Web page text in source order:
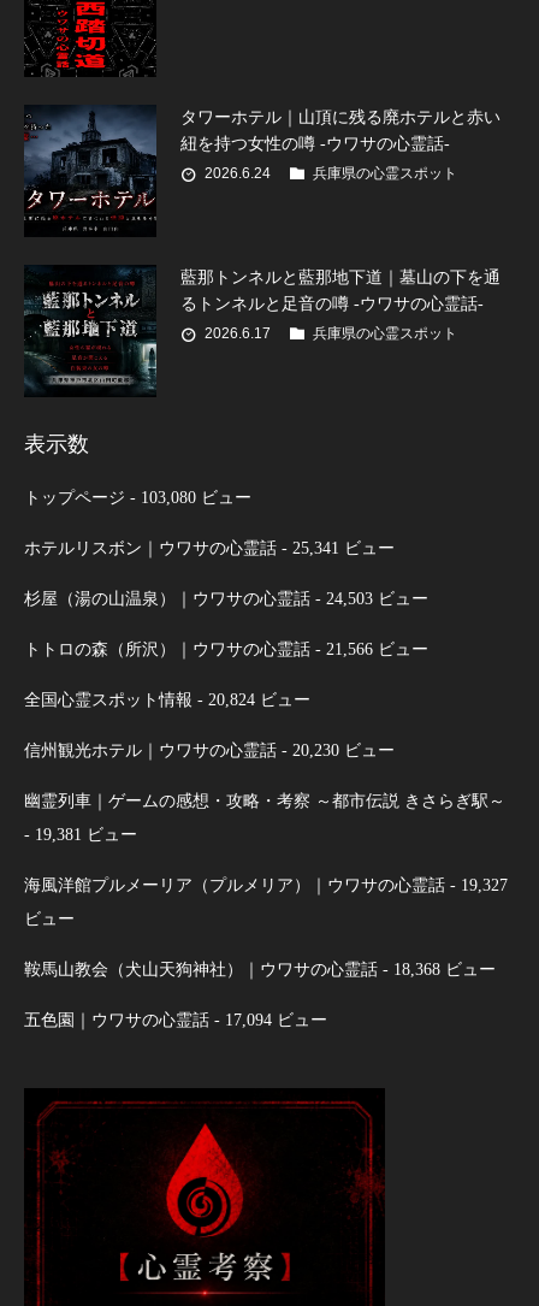
タワーホテル｜山頂に残る廃ホテルと赤い
紐を持つ女性の噂 -ウワサの心霊話-
2026.6.24 兵庫県の心霊スポット
藍那トンネルと藍那地下道｜墓山の下を通
るトンネルと足音の噂 -ウワサの心霊話-
2026.6.17 兵庫県の心霊スポット
表示数
トップページ - 103,080 ビュー
ホテルリスボン｜ウワサの心霊話 - 25,341 ビュー
杉屋（湯の山温泉）｜ウワサの心霊話 - 24,503 ビュー
トトロの森（所沢）｜ウワサの心霊話 - 21,566 ビュー
全国心霊スポット情報 - 20,824 ビュー
信州観光ホテル｜ウワサの心霊話 - 20,230 ビュー
幽霊列車｜ゲームの感想・攻略・考察 ～都市伝説 きさらぎ駅～
- 19,381 ビュー
海風洋館プルメーリア（プルメリア）｜ウワサの心霊話 - 19,327
ビュー
鞍馬山教会（犬山天狗神社）｜ウワサの心霊話 - 18,368 ビュー
五色園｜ウワサの心霊話 - 17,094 ビュー